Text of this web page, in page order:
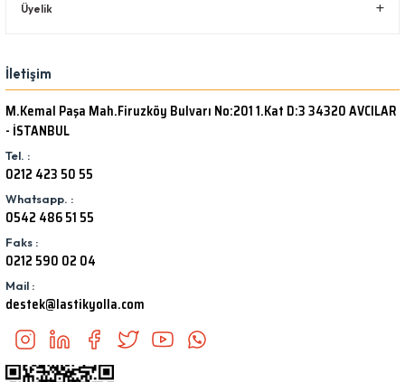
Üyelik
İletişim
M.Kemal Paşa Mah.Firuzköy Bulvarı No:201 1.Kat D:3 34320 AVCILAR
- İSTANBUL
Tel. :
0212 423 50 55
Whatsapp. :
0542 486 51 55
Faks :
0212 590 02 04
Mail :
destek@lastikyolla.com